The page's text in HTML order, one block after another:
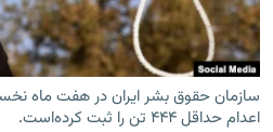
اعدام حداقل ۴۴۴ تن را ثبت کرده‌است.